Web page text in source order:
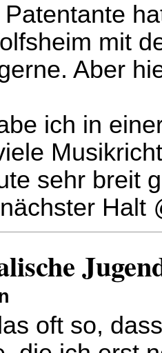
mit
Aber
ich in
sehr breit
Halt
oft so,